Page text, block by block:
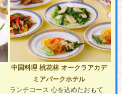
中国料理 桃花林 オークラアカデ
ミアパークホテル
ランチコース 心を込めたおもて